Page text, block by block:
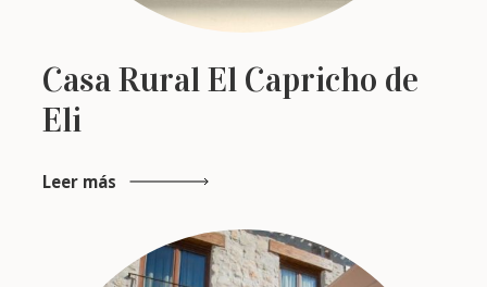
Casa Rural El Capricho de
Eli
Leer más